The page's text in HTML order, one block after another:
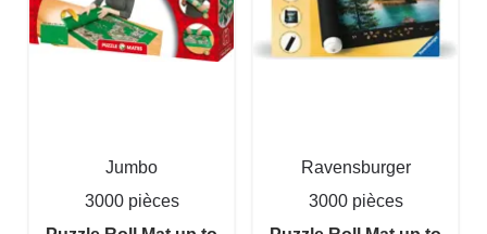
Jumbo
3000 pièces
Ravensburger
3000 pièces